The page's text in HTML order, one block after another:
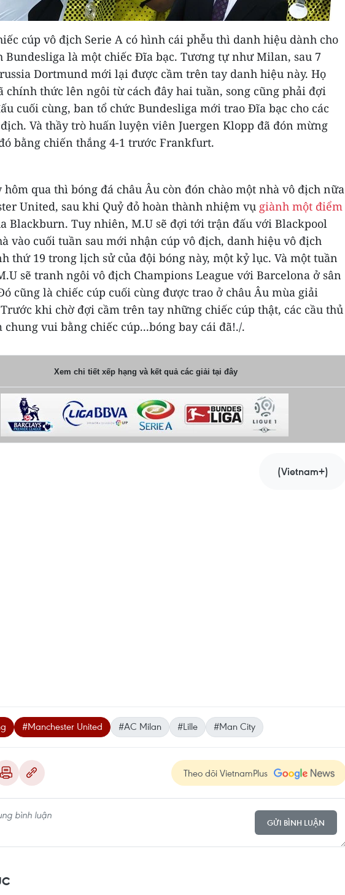
cúp vô địch Serie A có hình cái phễu thì danh hiệu dành cho
Bundesliga là một chiếc Đĩa bạc. Tương tự như Milan, sau 7
Dortmund mới lại được cầm trên tay danh hiệu này. Họ
chính thức lên ngôi từ cách đây hai tuần, song cũng phải đợi
cuối cùng, ban tổ chức Bundesliga mới trao Đĩa bạc cho các
Và thầy trò huấn luyện viên Juergen Klopp đã đón mừng
bằng chiến thắng 4-1 trước Frankfurt.
hôm qua thì bóng đá châu Âu còn đón chào một nhà vô địch nữa
United, sau khi Quỷ đỏ hoàn thành nhiệm vụ giành một điểm
Blackburn. Tuy nhiên, M.U sẽ đợi tới trận đấu với Blackpool
vào cuối tuần sau mới nhận cúp vô địch, danh hiệu vô địch
thứ 19 trong lịch sử của đội bóng này, một kỷ lục. Và một tuần
sẽ tranh ngôi vô địch Champions League với Barcelona ở sân
cũng là chiếc cúp cuối cùng được trao ở châu Âu mùa giải
Trước khi chờ đợi cầm trên tay những chiếc cúp thật, các cầu thủ
chung vui bằng chiếc cúp...bóng bay cái đã!./.
Xem chi tiết xếp hạng và kết quả các giải tại đây
(Vietnam+)
#Manchester United #AC Milan #Lille #Man City
Theo dõi VietnamPlus
GỬI BÌNH LUẬN